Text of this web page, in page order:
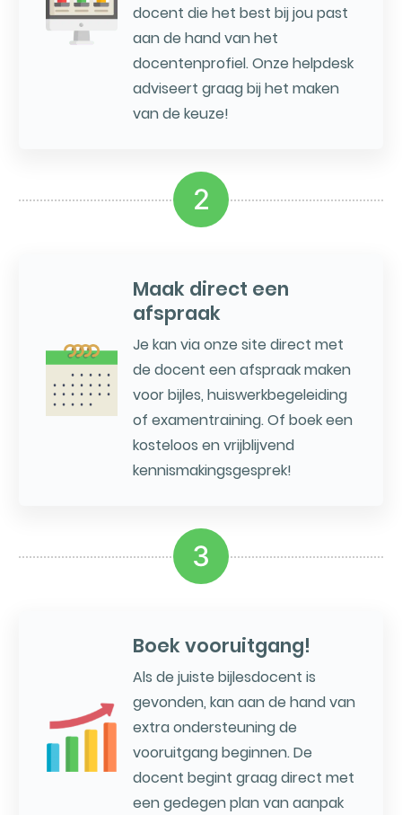
docent die het best bij jou past
aan de hand van het
docentenprofiel. Onze helpdesk
adviseert graag bij het maken
van de keuze!
2
Maak direct een
afspraak
Je kan via onze site direct met
de docent een afspraak maken
voor bijles, huiswerkbegeleiding
of examentraining. Of boek een
kosteloos en vrijblijvend
kennismakingsgesprek!
3
Boek vooruitgang!
Als de juiste bijlesdocent is
gevonden, kan aan de hand van
extra ondersteuning de
vooruitgang beginnen. De
docent begint graag direct met
een gedegen plan van aanpak